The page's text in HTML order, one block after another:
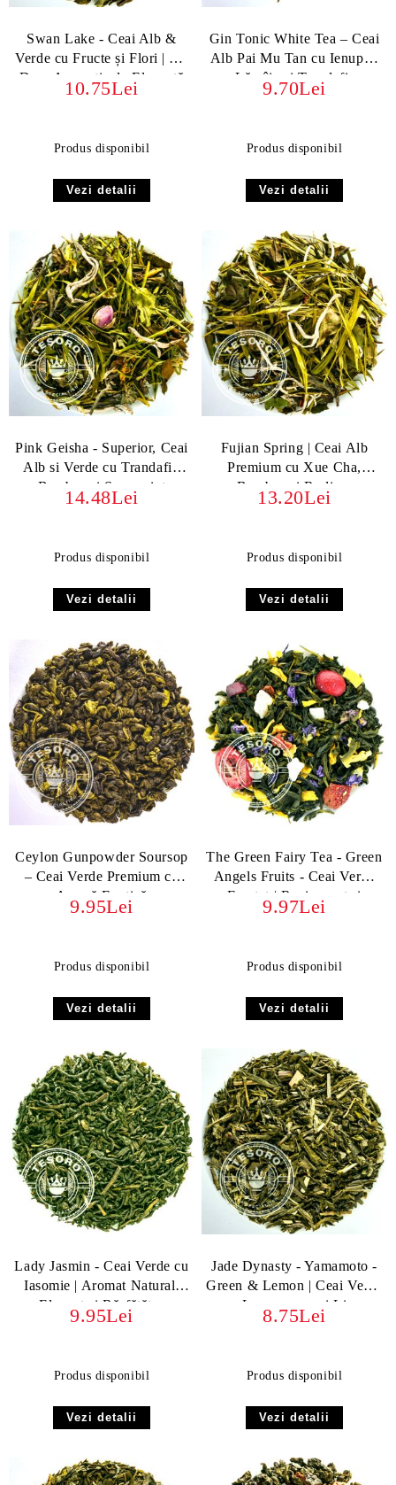
Swan Lake - Ceai Alb &
Verde cu Fructe și Flori | Un
Dans Aromatic de Eleganță
10.75Lei
Produs disponibil
Vezi detalii
Gin Tonic White Tea – Ceai
Alb Pai Mu Tan cu Ienupăr,
Lămâie și Trandafir
9.70Lei
Produs disponibil
Vezi detalii
Pink Geisha - Superior, Ceai
Alb si Verde cu Trandafir,
Bambus și Spearmint
14.48Lei
Produs disponibil
Vezi detalii
Fujian Spring | Ceai Alb
Premium cu Xue Cha,
Bambus și Rodie –
Prospețimea Naturii
13.20Lei
Produs disponibil
Vezi detalii
Ceylon Gunpowder Soursop
– Ceai Verde Premium cu
Aromă Exotică
9.95Lei
Produs disponibil
Vezi detalii
The Green Fairy Tea - Green
Angels Fruits - Ceai Verde
Fructat | Revigorant și
Exotic
9.97Lei
Produs disponibil
Vezi detalii
Lady Jasmin - Ceai Verde cu
Iasomie | Aromat Natural,
Elegant și Răsfățător
9.95Lei
Produs disponibil
Vezi detalii
Jade Dynasty - Yamamoto -
Green & Lemon | Ceai Verde
cu Lemongrass și Lime
8.75Lei
Produs disponibil
Vezi detalii